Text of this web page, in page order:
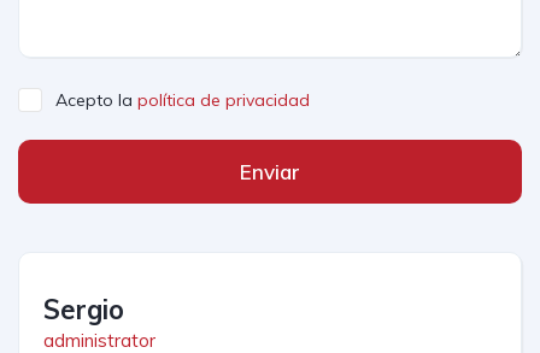
Acepto la política de privacidad
Enviar
Sergio
administrator